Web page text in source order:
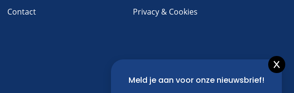
Contact
Privacy & Cookies
Meld je aan voor onze nieuwsbrief!